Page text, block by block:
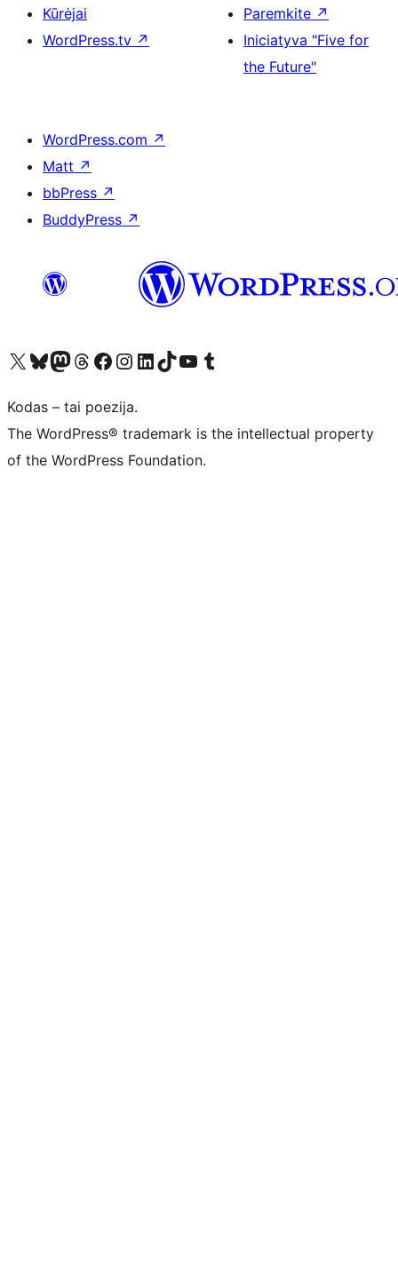
Kūrėjai
WordPress.tv ↗
Paremkite ↗
Iniciatyva "Five for
the Future"
WordPress.com ↗
Matt ↗
bbPress ↗
BuddyPress ↗
Visit our X (formerly Twitter) account
Apsilankykite mūsų Bluesky paskyroje
Visit our Mastodon account
Apsilankykite mūsų Threads paskyroje
Visit our Facebook page
Visit our Instagram account
Visit our LinkedIn account
Apsilankykite mūsų TikTok paskyroje
Visit our YouTube channel
Apsilankykite mūsų Tumblr paskyroje
Kodas – tai poezija.
The WordPress® trademark is the intellectual property
of the WordPress Foundation.